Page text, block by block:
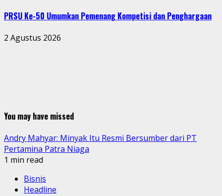
PRSU Ke-50 Umumkan Pemenang Kompetisi dan Penghargaan
2 Agustus 2026
You may have missed
Andry Mahyar: Minyak Itu Resmi Bersumber dari PT
Pertamina Patra Niaga
1 min read
Bisnis
Headline